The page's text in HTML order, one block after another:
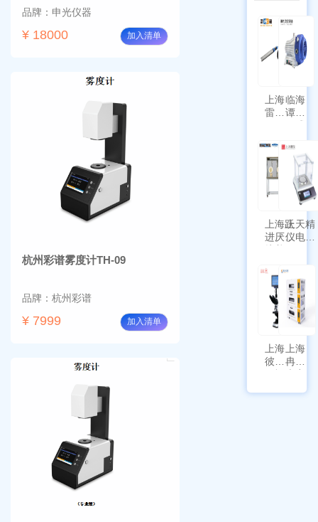
品牌：申光仪器
¥ 18000 加入清单
杭州彩谱雾度计TH-09
品牌：杭州彩谱
¥ 7999 加入清单
上海
雷磁
符合
新国
标带
功能
临海
谭氏
干式
泵
SPL-
10
上海跃
进厌氧
培养箱
III-T
上天精
仪电子
带审计
追踪功
能
上海
彼爱
姆视
上海
冉绘
大容